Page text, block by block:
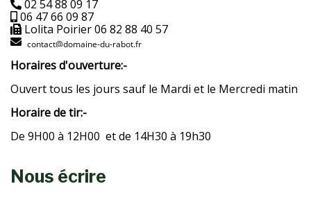
02 54 88 09 17
06 47 66 09 87
Lolita Poirier 06 82 88 40 57
Horaires d'ouverture:-
Ouvert tous les jours sauf le Mardi et le Mercredi matin
Horaire de tir:-
De 9H00 à 12H00 et de 14H30 à 19h30
Nous écrire